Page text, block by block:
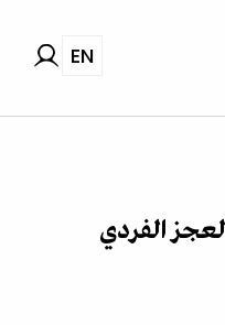
EN
الفردي